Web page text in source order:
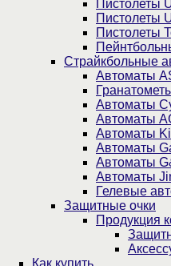
Пистолеты
Пистолеты
Пистолеты
Страйкбольные
Автоматы
Автоматы
Автоматы
Автоматы
Автоматы
Автоматы
Автоматы
Гелевые
Защитные очки
Продукция
Как купить